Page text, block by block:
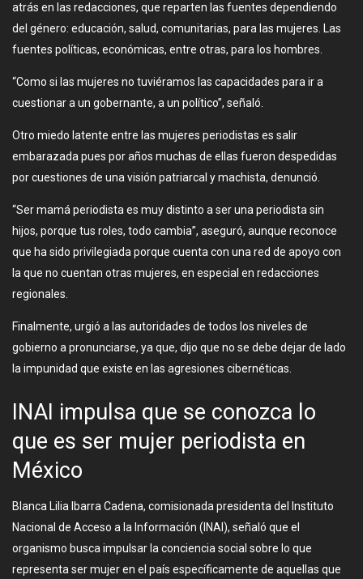
atrás en las redacciones, que reparten las fuentes dependiendo
del género: educación, salud, comunitarias, para las mujeres. Las
fuentes políticas, económicas, entre otras, para los hombres.
“Como si las mujeres no tuviéramos las capacidades para ir a
cuestionar a un gobernante, a un político”, señaló.
Otro miedo latente entre las mujeres periodistas es salir
embarazada pues por años muchas de ellas fueron despedidas
por cuestiones de una visión patriarcal y machista, denunció.
“Ser mamá periodista es muy distinto a ser una periodista sin
hijos, porque tus roles, todo cambia”, aseguró, aunque reconoce
que ha sido privilegiada porque cuenta con una red de apoyo con
la que no cuentan otras mujeres, en especial en redacciones
regionales.
Finalmente, urgió a las autoridades de todos los niveles de
gobierno a pronunciarse, ya que, dijo que no se debe dejar de lado
la impunidad que existe en las agresiones cibernéticas.
INAI impulsa que se conozca lo
que es ser mujer periodista en
México
Blanca Lilia Ibarra Cadena, comisionada presidenta del Instituto
Nacional de Acceso a la Información (INAI), señaló que el
organismo busca impulsar la conciencia social sobre lo que
representa ser mujer en el país específicamente de aquellas que